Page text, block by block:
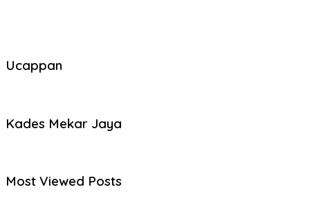
Ucappan
Kades Mekar Jaya
Most Viewed Posts